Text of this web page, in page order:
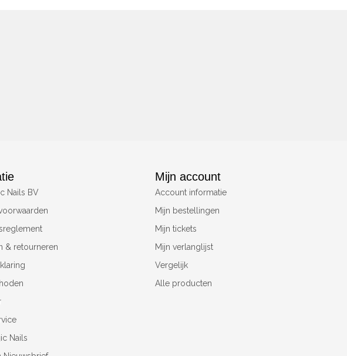
Nails BV
& retourneren
Nails
Mijn account
Account informatie
Mijn bestellingen
Mijn tickets
Mijn verlanglijst
Vergelijk
Alle producten